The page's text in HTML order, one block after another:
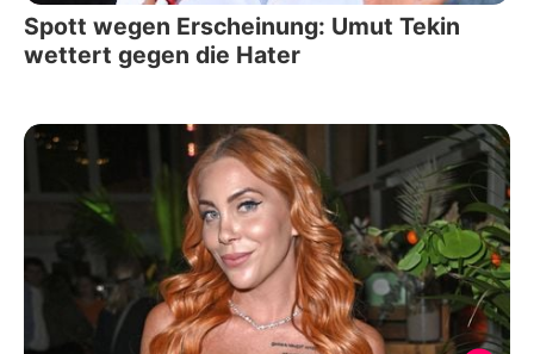
Spott wegen Erscheinung: Umut Tekin
wettert gegen die Hater